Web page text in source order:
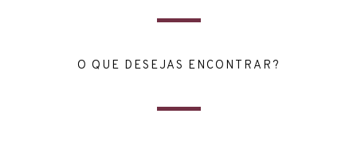
O QUE DESEJAS ENCONTRAR?